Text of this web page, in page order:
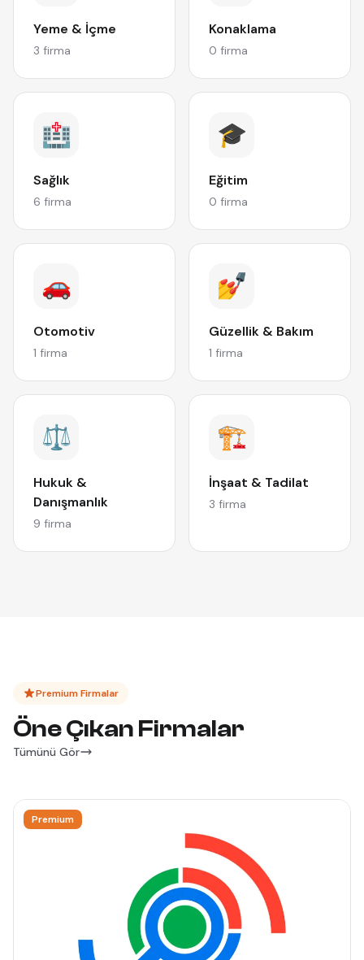
Yeme & İçme
3 firma
Konaklama
0 firma
🏥
Sağlık
6 firma
🎓
Eğitim
0 firma
🚗
Otomotiv
1 firma
💅
Güzellik & Bakım
1 firma
⚖️
Hukuk &
Danışmanlık
9 firma
🏗️
İnşaat & Tadilat
3 firma
Premium Firmalar
Öne Çıkan Firmalar
Tümünü Gör
Premium